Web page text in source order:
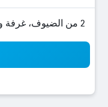
2 من الضيوف، غرفة واحدة